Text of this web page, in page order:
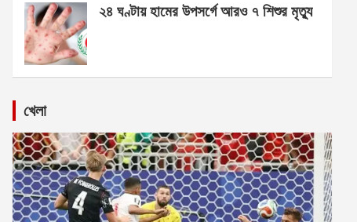
২৪ ঘণ্টায় হামের উপসর্গে আরও ৭ শিশুর মৃত্যু
খেলা